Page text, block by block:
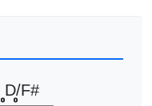
D/F#
o o